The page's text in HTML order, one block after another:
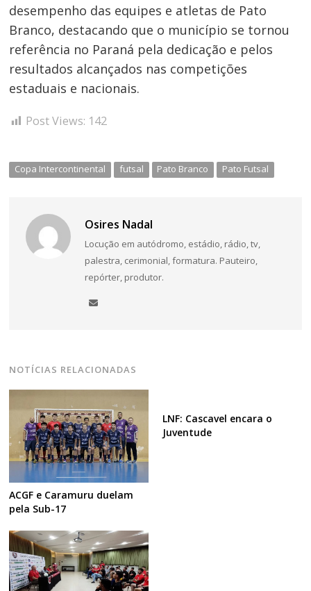
desempenho das equipes e atletas de Pato
Branco, destacando que o município se tornou
referência no Paraná pela dedicação e pelos
resultados alcançados nas competições
estaduais e nacionais.
Post Views: 142
Copa Intercontinental futsal Pato Branco Pato Futsal
Osires Nadal
Locução em autódromo, estádio, rádio, tv,
palestra, cerimonial, formatura. Pauteiro,
repórter, produtor.
NOTÍCIAS RELACIONADAS
ACGF e Caramuru duelam
pela Sub-17
LNF: Cascavel encara o
Juventude